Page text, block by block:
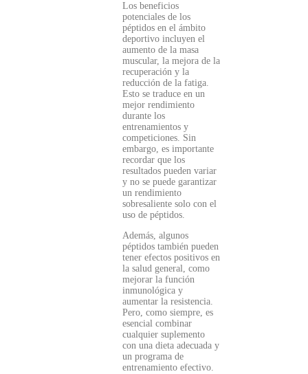
Los beneficios
potenciales de los
péptidos en el ámbito
deportivo incluyen el
aumento de la masa
muscular, la mejora de la
recuperación y la
reducción de la fatiga.
Esto se traduce en un
mejor rendimiento
durante los
entrenamientos y
competiciones. Sin
embargo, es importante
recordar que los
resultados pueden variar
y no se puede garantizar
un rendimiento
sobresaliente solo con el
uso de péptidos.
Además, algunos
péptidos también pueden
tener efectos positivos en
la salud general, como
mejorar la función
inmunológica y
aumentar la resistencia.
Pero, como siempre, es
esencial combinar
cualquier suplemento
con una dieta adecuada y
un programa de
entrenamiento efectivo.